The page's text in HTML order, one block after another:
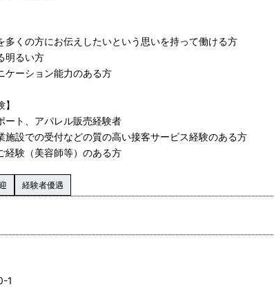
多くの方にお伝えしたいという思いを持って働ける方
明るい方
ケーション能力のある方
ート、アパレル販売経験者
施設での受付などの質の高い接客サービス経験のある方
経験（美容師等）のある方
経験者優遇
1